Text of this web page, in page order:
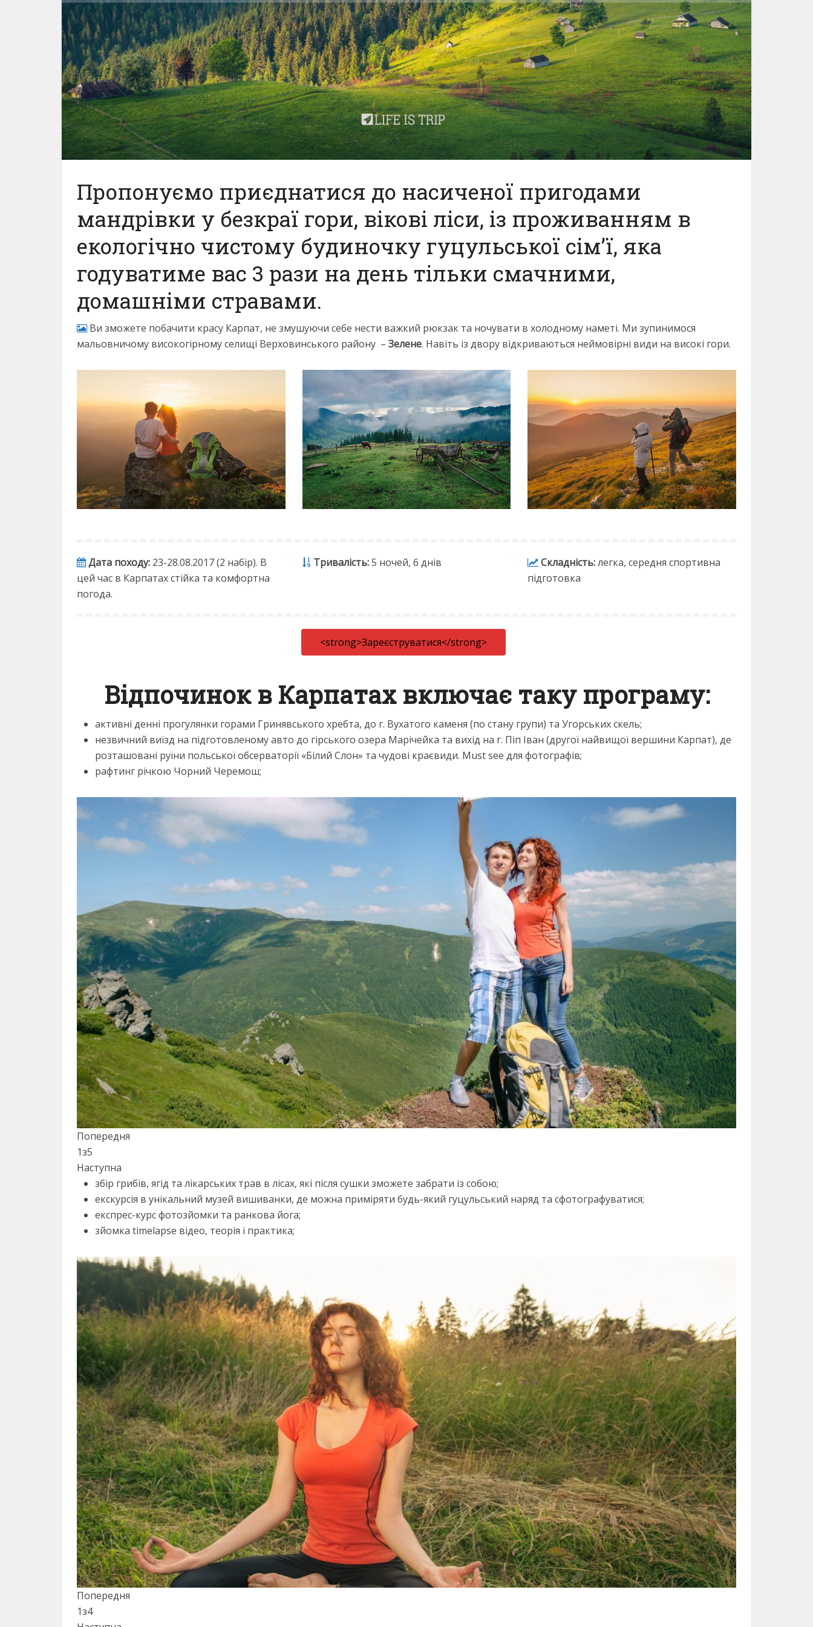
Пропонуємо приєднатися до насиченої пригодами
мандрівки у безкраї гори, вікові ліси, із проживанням в
екологічно чистому будиночку гуцульської сім’ї, яка
годуватиме вас 3 рази на день тільки смачними,
домашніми стравами.
Ви зможете побачити красу Карпат, не змушуючи себе нести важкий рюкзак та ночувати в холодному наметі. Ми зупинимося
мальовничому високогірному селищі Верховинського району – Зелене. Навіть із двору відкриваються неймовірні види на високі гори.
Дата походу: 23-28.08.2017 (2 набір). В
цей час в Карпатах стійка та комфортна
погода.
Тривалість:5 ночей, 6 днів Складність:легка, середня спортивна
підготовка
<strong>Зареєструватися</strong>
Відпочинок в Карпатах включає таку програму:
активні денні прогулянки горами Гринявського хребта, до г. Вухатого каменя (по стану групи) та Угорських скель;
незвичний виїзд на підготовленому авто до гірського озера Марічейка та вихід на г. Піп Іван (другої найвищої вершини Карпат), де
розташовані руїни польської обсерваторії «Білий Слон» та чудові краєвиди. Must see для фотографів;
рафтинг річкою Чорний Черемош;
Попередня
1з5
Наступна
збір грибів, ягід та лікарських трав в лісах, які після сушки зможете забрати із собою;
екскурсія в унікальний музей вишиванки, де можна приміряти будь-який гуцульський наряд та сфотографуватися;
експрес-курс фотозйомки та ранкова йога;
зйомка timelapse відео, теорія і практика;
Попередня
1з4